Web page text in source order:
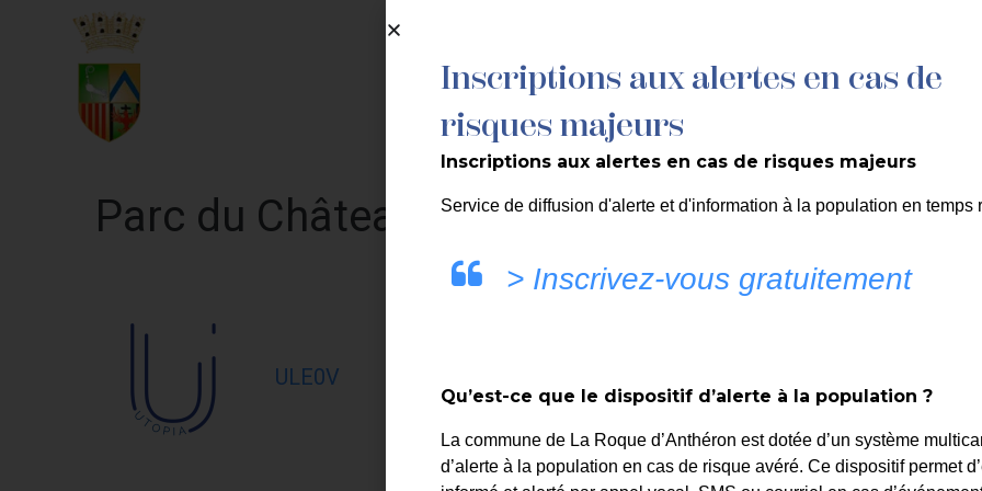
MON QUOTIDIEN DÉCOUVRIR LA ROQUE
Parc du Château de Florans
ULE0V
Inscriptions aux alertes en cas de
risques majeurs
Inscriptions aux alertes en cas de risques majeurs
Service de diffusion d'alerte et d'information à la population en temps
> Inscrivez-vous gratuitement
Qu’est-ce que le dispositif d’alerte à la population ?
La commune de La Roque d’Anthéron est dotée d’un système
d’alerte à la population en cas de risque avéré. Ce dispositif permet